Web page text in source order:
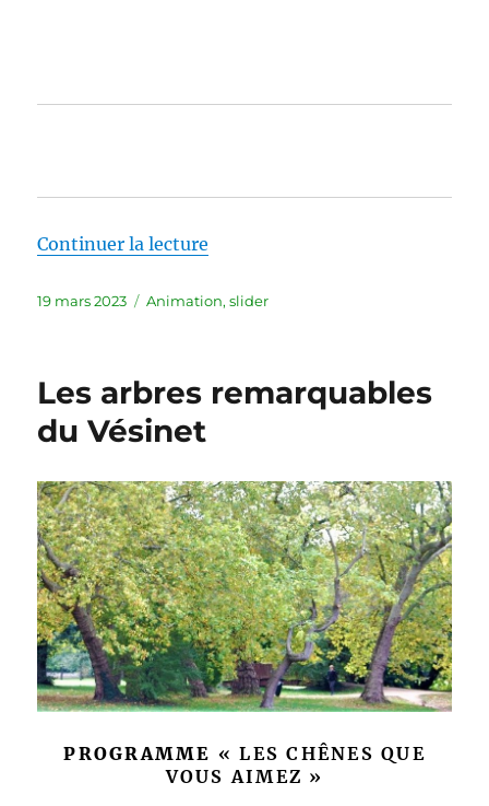
Continuer la lecture
Publié
19 mars 2023 Catégories
Animation,slider
Les arbres remarquables
du Vésinet
PROGRAMME « LES CHÊNES QUE
VOUS AIMEZ »